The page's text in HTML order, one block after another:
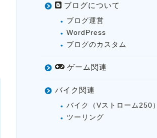
ブログについて
ブログ運営
WordPress
ブログのカスタム
ゲーム関連
バイク関連
バイク（Vストローム250）
ツーリング